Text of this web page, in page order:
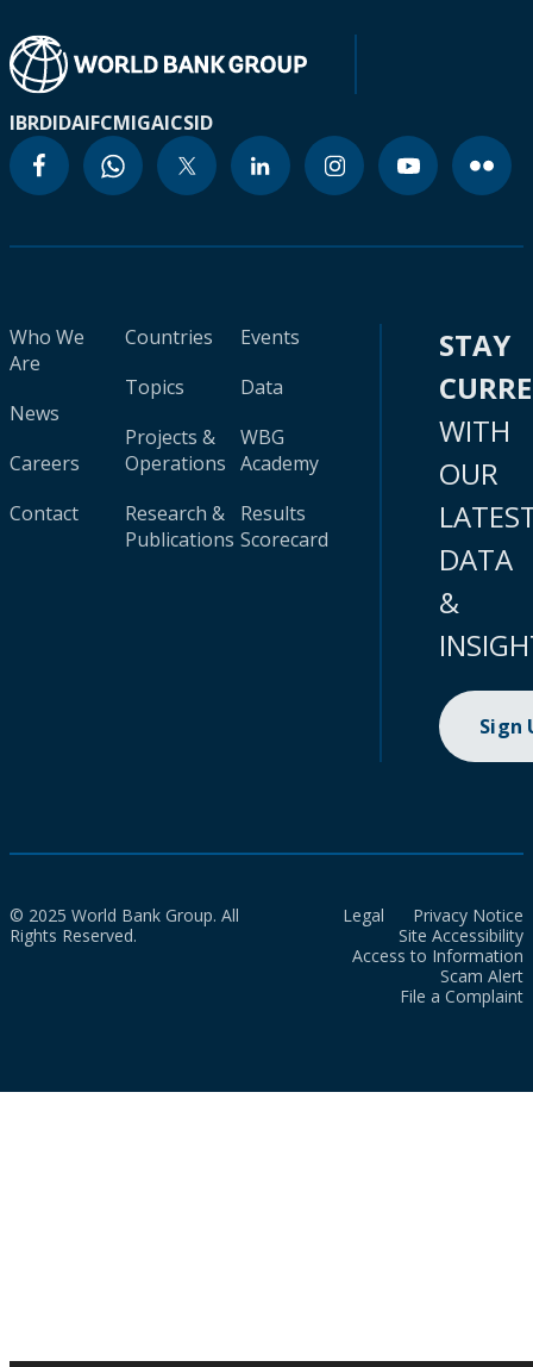
IBRDIDAIFCMIGAICSID
Who We
Are
News
Careers
Contact
Countries
Topics
Projects &
Operations
Research &
Publications
Events
Data
WBG
Academy
Results
Scorecard
STAY
WITH
OUR
DATA
&
Sign
© 2025 World Bank Group. All
Rights Reserved.
Legal
Privacy Notice
Site Accessibility
Access to Information
Scam Alert
File a Complaint